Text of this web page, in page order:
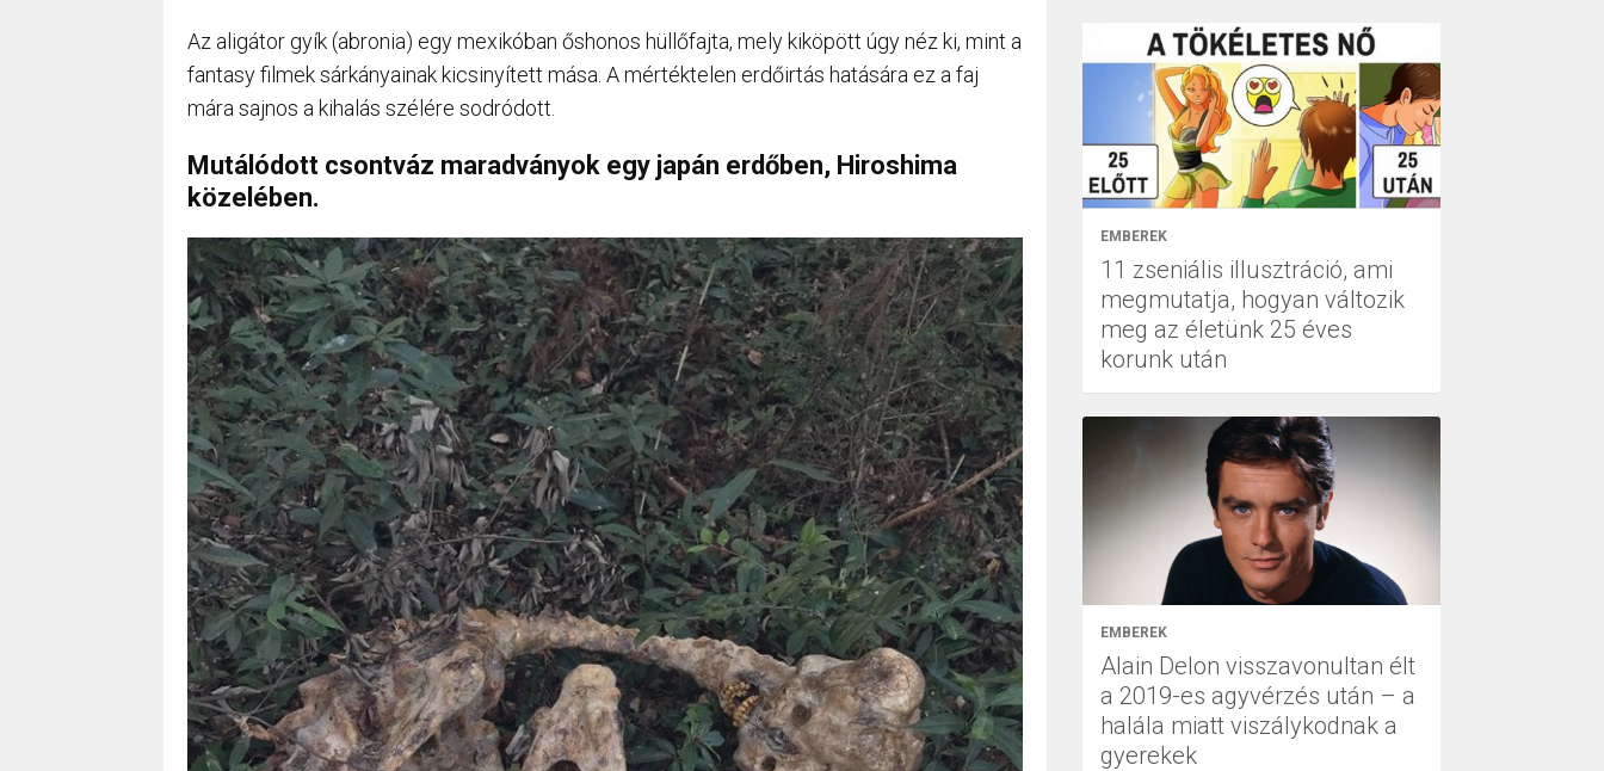
Az aligátor gyík (abronia) egy mexikóban őshonos hüllőfajta, mely kiköpött úgy néz ki, mint a
fantasy filmek sárkányainak kicsinyített mása. A mértéktelen erdőirtás hatására ez a faj
mára sajnos a kihalás szélére sodródott.
Mutálódott csontváz maradványok egy japán erdőben, Hiroshima
közelében.
EMBEREK
11 zseniális illusztráció, ami
megmutatja, hogyan változik
meg az életünk 25 éves
korunk után
EMBEREK
Alain Delon visszavonultan élt
a 2019-es agyvérzés után – a
halála miatt viszálykodnak a
gyerekek